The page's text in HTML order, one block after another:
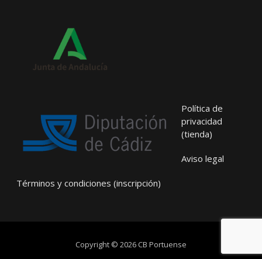
Política de
privacidad
(tienda)
Aviso legal
Términos y condiciones (inscripción)
Copyright © 2026 CB Portuense